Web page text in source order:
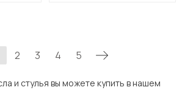
2 3 4 5
и стулья вы можете купить в нашем